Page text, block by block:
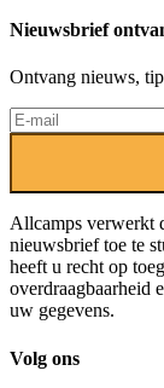
Nieuwsbrief
Ontvang nieuws,
Allcamps verwerkt
nieuwsbrief toe te
heeft u recht op
overdraagbaarheid
uw gegevens.
Volg ons